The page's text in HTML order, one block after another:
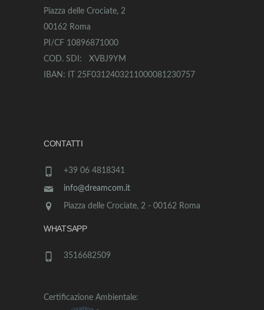
Piazza delle Crociate, 2
00162 Roma
PI/CF 10896871000
COD. SDI: XVBJ9YM
IBAN: IT 25F0312403211000081230757
CONTATTI
+39 06 4818341
info@dreamcom.it
Piazza delle Crociate, 2 - 00162 Roma
WHATSAPP
3516682509
Certificazione Ambientale: